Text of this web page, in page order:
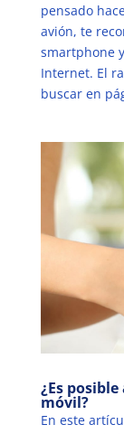
pensado
avión, te
smartphone
Internet. El
buscar en
¿Es
móvil?
En este